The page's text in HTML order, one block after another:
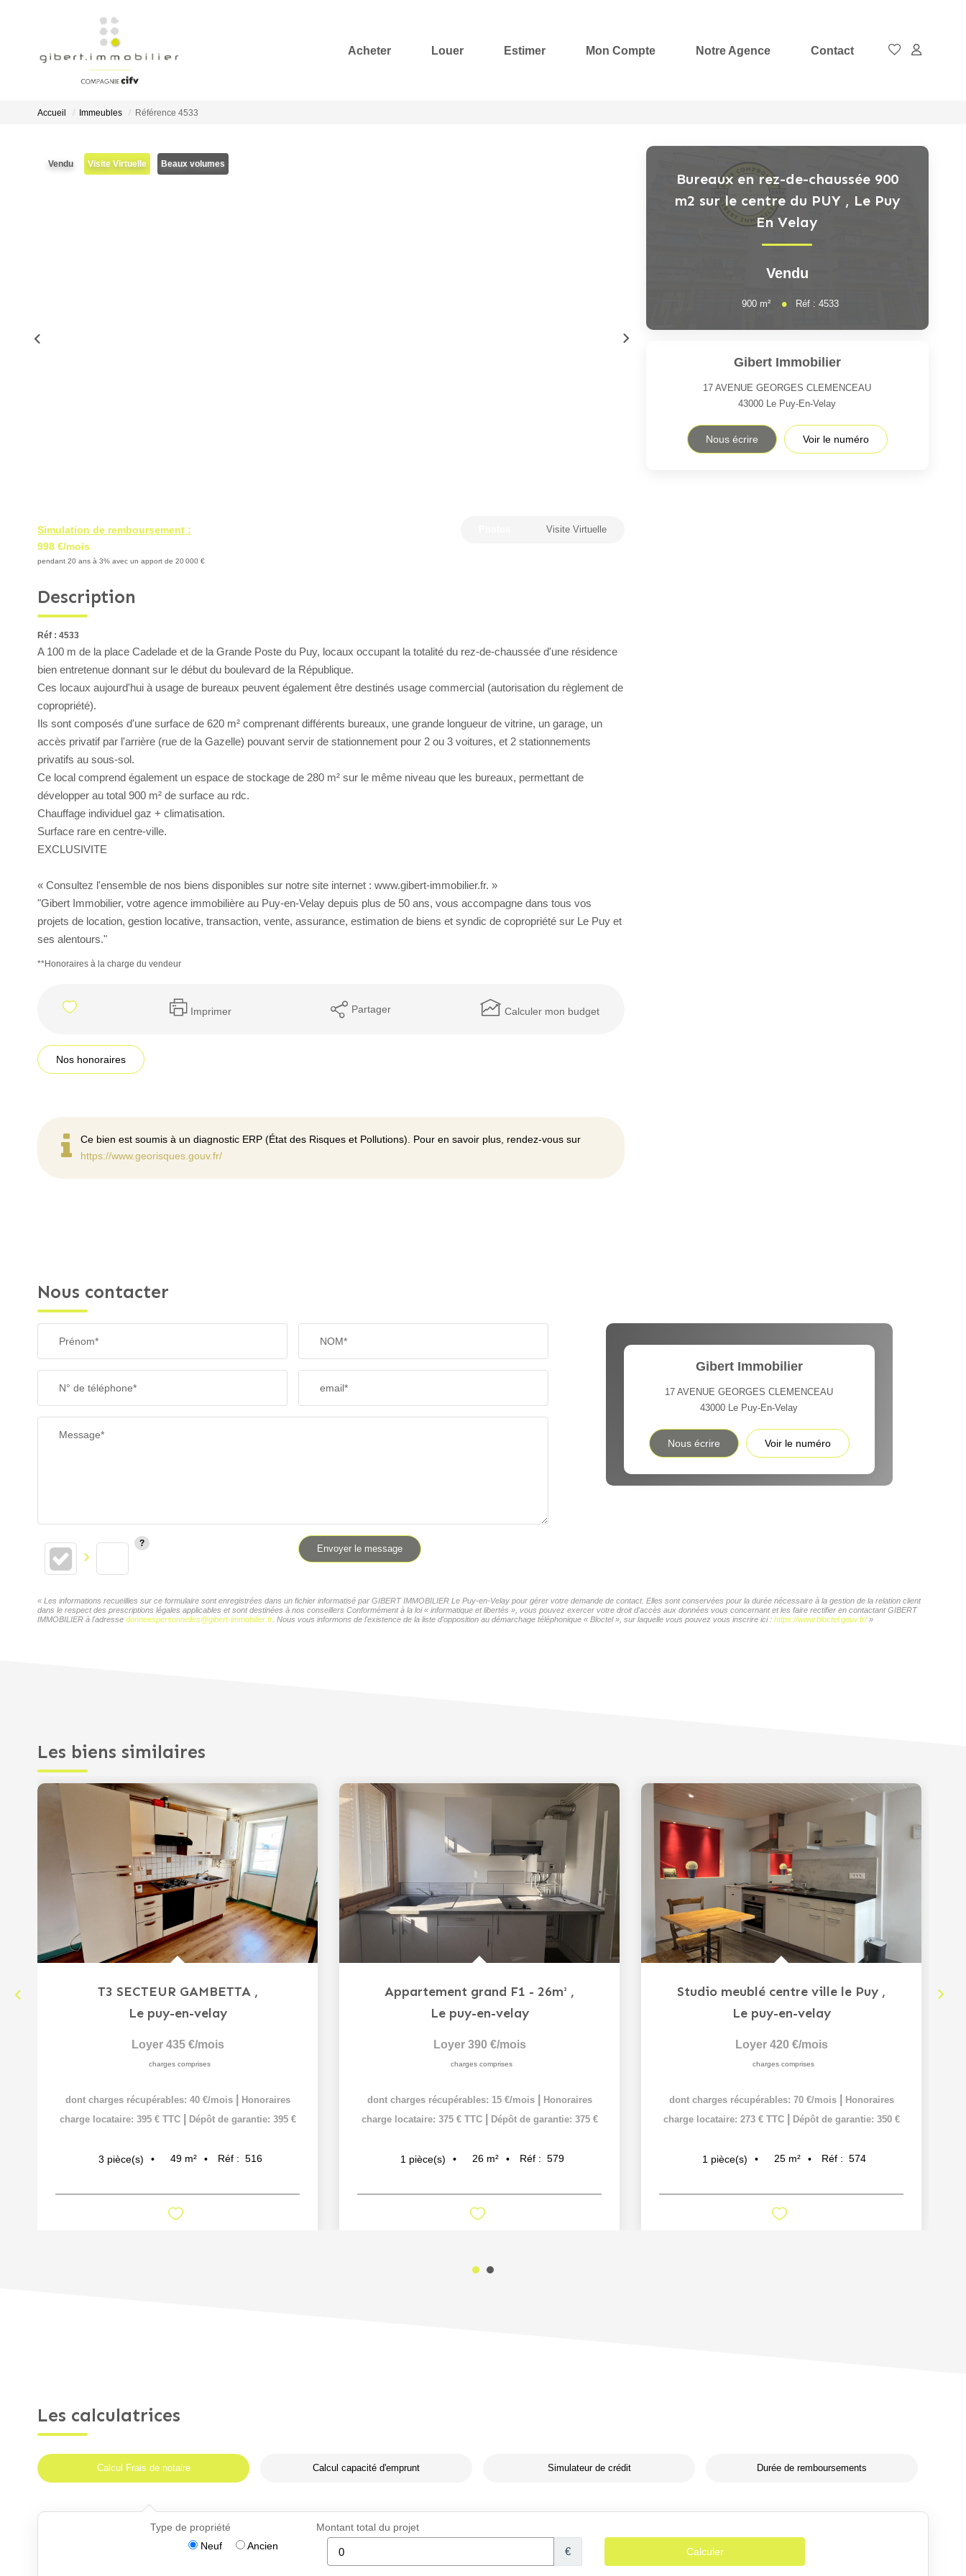
Acheter Louer Estimer Mon Compte Notre Agence Contact
Accueil Immeubles Référence 4533
Vendu Visite Virtuelle Beaux volumes
Simulation de remboursement :
998 €/mois
pendant 20 ans à 3% avec un apport de 20 000 €
Visite Virtuelle
Description
Réf : 4533
A 100 m de la place Cadelade et de la Grande Poste du Puy, locaux occupant la totalité du rez-de-chaussée d'une résidence
bien entretenue donnant sur le début du boulevard de la République.
Ces locaux aujourd'hui à usage de bureaux peuvent également être destinés usage commercial (autorisation du règlement de
copropriété).
Ils sont composés d'une surface de 620 m² comprenant différents bureaux, une grande longueur de vitrine, un garage, un
accès privatif par l'arrière (rue de la Gazelle) pouvant servir de stationnement pour 2 ou 3 voitures, et 2 stationnements
privatifs au sous-sol.
Ce local comprend également un espace de stockage de 280 m² sur le même niveau que les bureaux, permettant de
développer au total 900 m² de surface au rdc.
Chauffage individuel gaz + climatisation.
Surface rare en centre-ville.
EXCLUSIVITE
« Consultez l'ensemble de nos biens disponibles sur notre site internet : www.gibert-immobilier.fr. »
"Gibert Immobilier, votre agence immobilière au Puy-en-Velay depuis plus de 50 ans, vous accompagne dans tous vos
projets de location, gestion locative, transaction, vente, assurance, estimation de biens et syndic de copropriété sur Le Puy et
ses alentours."
**Honoraires à la charge du vendeur
Imprimer Partager Calculer mon budget
Nos honoraires
Ce bien est soumis à un diagnostic ERP (État des Risques et Pollutions). Pour en savoir plus, rendez-vous sur
https://www.georisques.gouv.fr/
Bureaux en rez-de-chaussée 900
m2 sur le centre du PUY , Le Puy
En Velay
Vendu
900 m² Réf : 4533
Gibert Immobilier
17 AVENUE GEORGES CLEMENCEAU
43000 Le Puy-En-Velay
Nous écrire Voir le numéro
Nous contacter
Prénom* NOM*
N° de téléphone* email*
Message*
Envoyer le message
Gibert Immobilier
17 AVENUE GEORGES CLEMENCEAU
43000 Le Puy-En-Velay
Nous écrire Voir le numéro
« Les informations recueillies sur ce formulaire sont enregistrées dans un fichier informatisé par GIBERT IMMOBILIER Le Puy-en-Velay pour gérer votre demande de contact. Elles sont conservées pour la durée nécessaire à la gestion de la relation client
dans le respect des prescriptions légales applicables et sont destinées à nos conseillers Conformément à la loi « informatique et libertés », vous pouvez exercer votre droit d'accès aux données vous concernant et les faire rectifier en contactant GIBERT
IMMOBILIER à l'adresse donneespersonnelles@gibert-immobilier.fr . Nous vous informons de l'existence de la liste d'opposition au démarchage téléphonique « Bloctel », sur laquelle vous pouvez vous inscrire ici : https://www.bloctel.gouv.fr/»
Les biens similaires
T3 SECTEUR GAMBETTA ,
Le puy-en-velay
Loyer 435 €/mois
charges comprises
dont charges récupérables: 40 €/mois
Honoraires
charge locataire: 395 € TTC
Dépôt de garantie: 395 €
3 pièce(s) 49 m² Réf : 516
Appartement grand F1 - 26m² ,
Le puy-en-velay
Loyer 390 €/mois
charges comprises
dont charges récupérables: 15 €/mois
Honoraires
charge locataire: 375 € TTC
Dépôt de garantie: 375 €
1 pièce(s) 26 m² Réf : 579
Studio meublé centre ville le Puy ,
Le puy-en-velay
Loyer 420 €/mois
charges comprises
dont charges récupérables: 70 €/mois
Honoraires
charge locataire: 273 € TTC
Dépôt de garantie: 350 €
1 pièce(s) 25 m² Réf : 574
Les calculatrices
Calcul Frais de notaire Calcul capacité d'emprunt Simulateur de crédit Durée de remboursements